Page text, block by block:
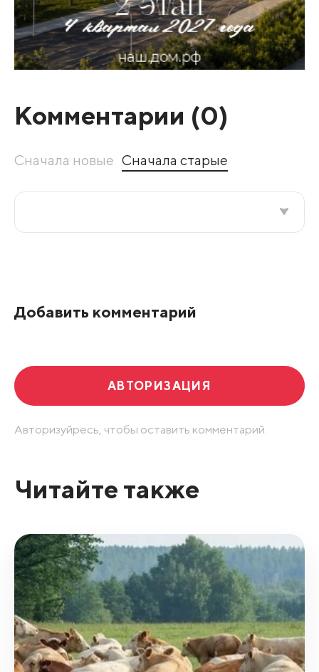
Комментарии (0)
Сначала новые Сначала старые
Добавить комментарий
АВТОРИЗАЦИЯ
Авторизуйресь, чтобы оставить комментарий.
Читайте также